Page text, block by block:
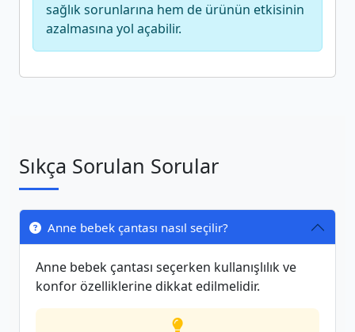
sağlık sorunlarına hem de ürünün etkisinin
azalmasına yol açabilir.
Sıkça Sorulan Sorular
Anne bebek çantası nasıl seçilir?
Anne bebek çantası seçerken kullanışlılık ve
konfor özelliklerine dikkat edilmelidir.